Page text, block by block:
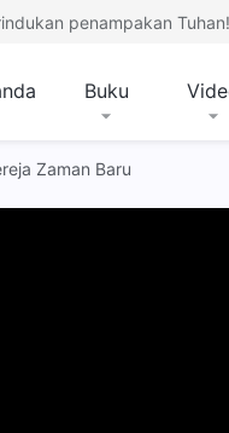
penampakan Tuhan!
Buku
Zaman Baru